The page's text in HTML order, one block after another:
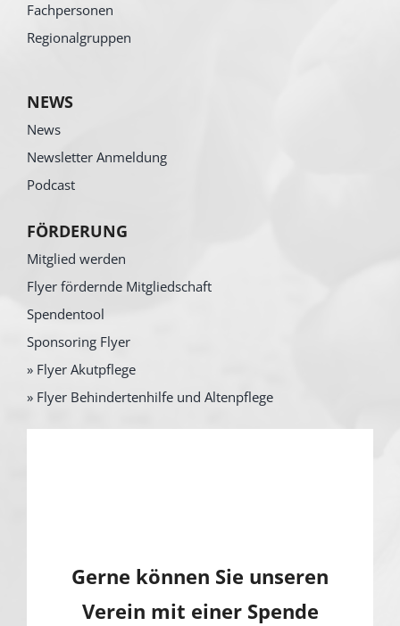
Fachpersonen
Regionalgruppen
NEWS
News
Newsletter Anmeldung
Podcast
FÖRDERUNG
Mitglied werden
Flyer fördernde Mitgliedschaft
Spendentool
Sponsoring Flyer
» Flyer Akutpflege
» Flyer Behindertenhilfe und Altenpflege
Gerne können Sie unseren
Verein mit einer Spende